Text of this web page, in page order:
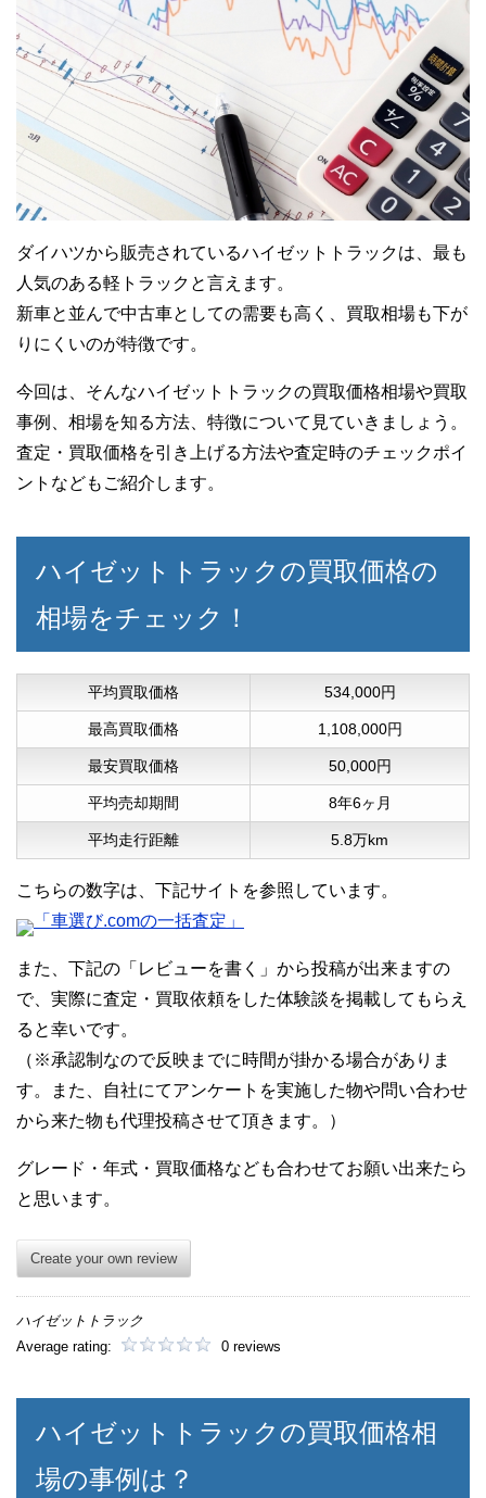
ダイハツから販売されているハイゼットトラックは、最も
人気のある軽トラックと言えます。
新車と並んで中古車としての需要も高く、買取相場も下が
りにくいのが特徴です。
今回は、そんなハイゼットトラックの買取価格相場や買取
事例、相場を知る方法、特徴について見ていきましょう。
査定・買取価格を引き上げる方法や査定時のチェックポイ
ントなどもご紹介します。
ハイゼットトラックの買取価格の
相場をチェック！
平均買取価格 534,000円
最高買取価格 1,108,000円
最安買取価格 50,000円
平均売却期間 8年6ヶ月
平均走行距離 5.8万km
こちらの数字は、下記サイトを参照しています。
「車選び.comの一括査定」
また、下記の「レビューを書く」から投稿が出来ますの
で、実際に査定・買取依頼をした体験談を掲載してもらえ
ると幸いです。
（※承認制なので反映までに時間が掛かる場合がありま
す。また、自社にてアンケートを実施した物や問い合わせ
から来た物も代理投稿させて頂きます。）
グレード・年式・買取価格なども合わせてお願い出来たら
と思います。
Create your own review
ハイゼットトラック
Average rating:
0 reviews
ハイゼットトラックの買取価格相
場の事例は？